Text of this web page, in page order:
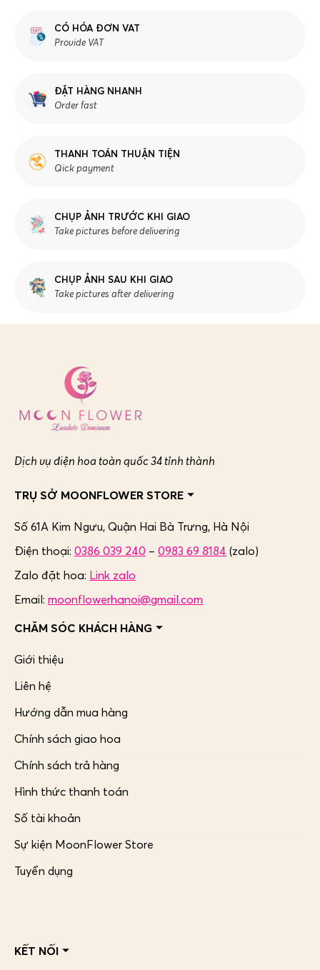
CÓ HÓA ĐƠN VAT
Provide VAT
ĐẶT HÀNG NHANH
Order fast
THANH TOÁN THUẬN TIỆN
Qick payment
CHỤP ẢNH TRƯỚC KHI GIAO
Take pictures before delivering
CHỤP ẢNH SAU KHI GIAO
Take pictures after delivering
Dịch vụ điện hoa toàn quốc 34 tỉnh thành
TRỤ SỞ MOONFLOWER STORE
Số 61A Kim Ngưu, Quận Hai Bà Trưng, Hà Nội
Điện thoại: 0386 039 240 – 0983 69 8184 (zalo)
Zalo đặt hoa: Link zalo
Email: moonflowerhanoi@gmail.com
CHĂM SÓC KHÁCH HÀNG
Giới thiệu
Liên hệ
Hướng dẫn mua hàng
Chính sách giao hoa
Chính sách trả hàng
Hình thức thanh toán
Số tài khoản
Sự kiện MoonFlower Store
Tuyển dụng
KẾT NỐI